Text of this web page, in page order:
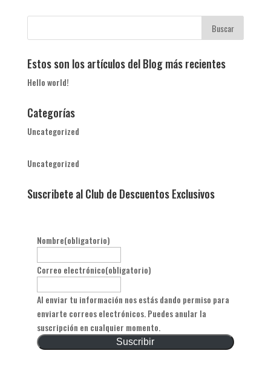
Estos son los artículos del Blog más recientes
Hello world!
Categorías
Uncategorized
Uncategorized
Suscribete al Club de Descuentos Exclusivos
Nombre(obligatorio)
Correo electrónico(obligatorio)
Al enviar tu información nos estás dando permiso para
enviarte correos electrónicos. Puedes anular la
suscripción en cualquier momento.
Suscribir